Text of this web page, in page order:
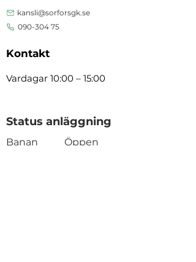
kansli@sorforsgk.se
090-304 75
Kontakt
Vardagar 10:00 – 15:00
Status anläggning
Banan
Öppen